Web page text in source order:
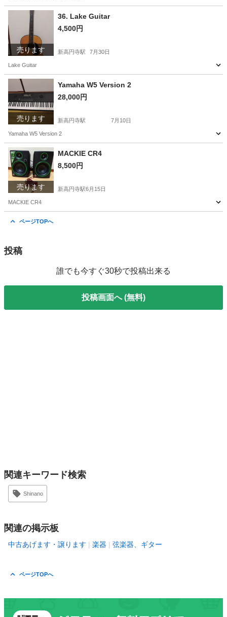
東京 杉並区
売ります
36. Lake Guitar
4,500円
新高円寺駅 7月30日
Lake Guitar
東京 杉並区
売ります
Yamaha W5 Version 2
28,000円
新高円寺駅 7月10日
Yamaha W5 Version 2
東京 杉並区
売ります
MACKIE CR4
8,500円
新高円寺駅6月15日
MACKIE CR4
ページTOPへ
投稿
誰でも今すぐ30秒で投稿出来る
投稿画面へ (無料)
関連キーワード検索
Shinano
関連の掲示板
中古あげます・譲ります 楽器 弦楽器、ギター
ページTOPへ